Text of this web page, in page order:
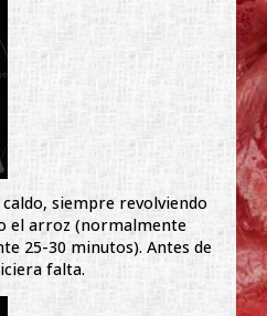
siempre revolviendo
el arroz (normalmente
25-30 minutos). Antes de
falta.